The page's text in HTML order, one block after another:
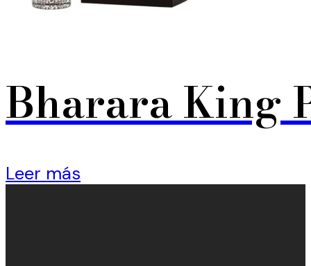
Bharara King
Leer más